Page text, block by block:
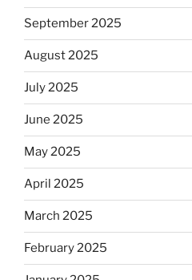
September 2025
August 2025
July 2025
June 2025
May 2025
April 2025
March 2025
February 2025